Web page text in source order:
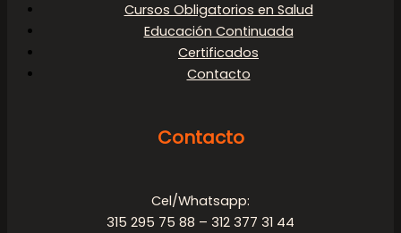
Cursos Obligatorios en Salud
Educación Continuada
Certificados
Contacto
Contacto
Cel/Whatsapp:
315 295 75 88 – 312 377 31 44